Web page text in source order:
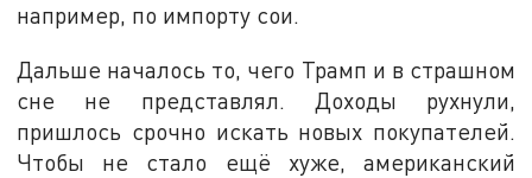
например, по импорту сои.
Дальше началось то, чего Трамп и в страшном
сне не представлял. Доходы рухнули,
пришлось срочно искать новых покупателей.
Чтобы не стало ещё хуже, американский